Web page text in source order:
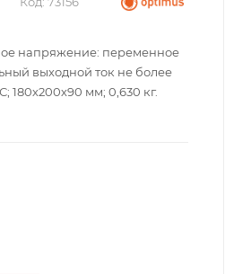
напряжение: переменное
выходной ток не более
180х200х90 мм; 0,630 кг.